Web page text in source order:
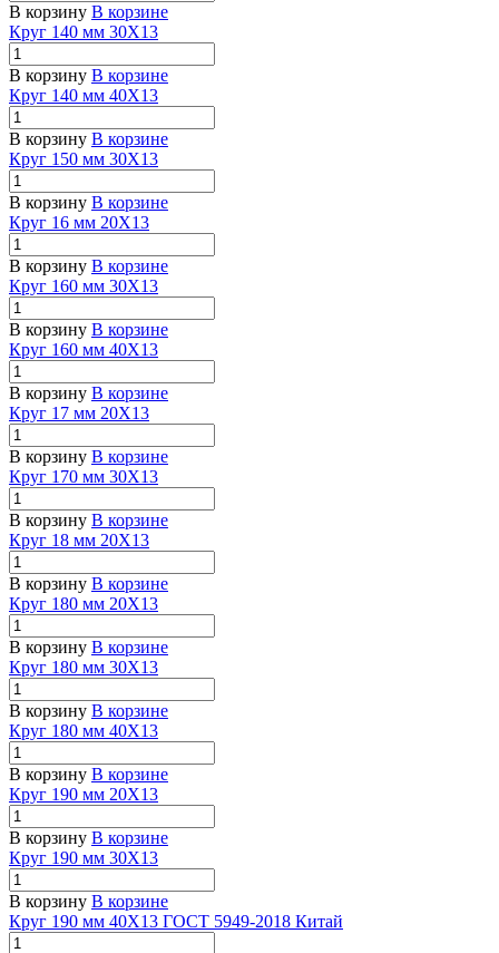
В корзину В корзине
Круг 140 мм 30Х13
В корзину В корзине
Круг 140 мм 40Х13
В корзину В корзине
Круг 150 мм 30Х13
В корзину В корзине
Круг 16 мм 20Х13
В корзину В корзине
Круг 160 мм 30Х13
В корзину В корзине
Круг 160 мм 40Х13
В корзину В корзине
Круг 17 мм 20Х13
В корзину В корзине
Круг 170 мм 30Х13
В корзину В корзине
Круг 18 мм 20Х13
В корзину В корзине
Круг 180 мм 20Х13
В корзину В корзине
Круг 180 мм 30Х13
В корзину В корзине
Круг 180 мм 40Х13
В корзину В корзине
Круг 190 мм 20Х13
В корзину В корзине
Круг 190 мм 30Х13
В корзину В корзине
Круг 190 мм 40Х13 ГОСТ 5949-2018 Китай